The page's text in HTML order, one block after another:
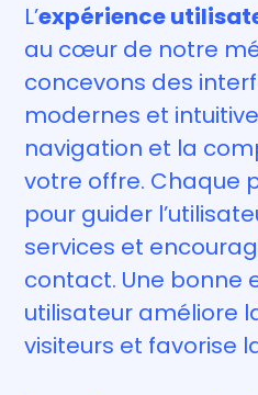
L’expérience
au cœur de notre
concevons des
modernes et
navigation et la
votre offre. Chaque
pour guider
services et
contact. Une bonne
utilisateur améliore
visiteurs et favorise